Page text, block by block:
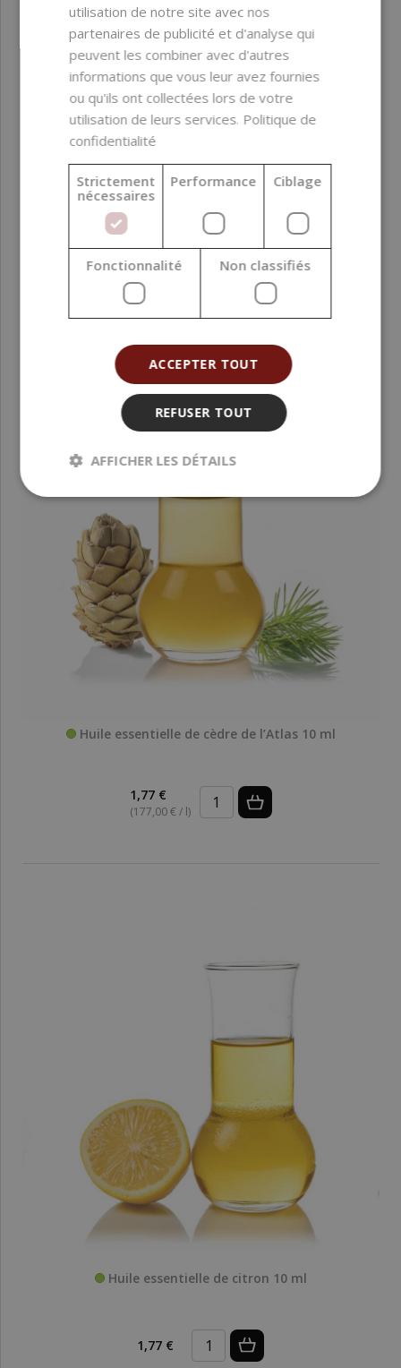
Huile essentielle d’écorce de bouleau douce 10 ml
2,39 €
(239,00 € / l)
Huile essentielle de cèdre de l’Atlas 10 ml
1,77 €
(177,00 € / l)
Huile essentielle de citron 10 ml
1,77 €
utilisation de notre site avec nos
partenaires de publicité et d'analyse qui
peuvent les combiner avec d'autres
informations que vous leur avez fournies
ou qu'ils ont collectées lors de votre
utilisation de leurs services. Politique de
confidentialité
Strictement
nécessaires
Performance Ciblage
Fonctionnalité Non classifiés
ACCEPTER TOUT
REFUSER TOUT
AFFICHER LES DÉTAILS